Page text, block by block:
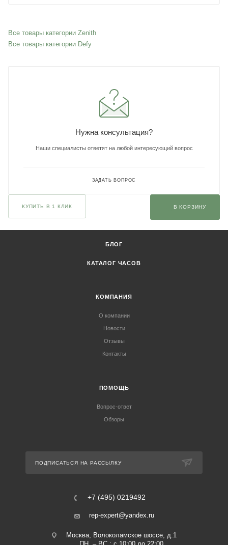
Все товары категории Zenith
Все товары категории Defy
Нужна консультация?
Наши специалисты ответят на любой интересующий вопрос
ЗАДАТЬ ВОПРОС
КУПИТЬ В 1 КЛИК В КОРЗИНУ
БЛОГ
КАТАЛОГ ЧАСОВ
КОМПАНИЯ
О компании
Новости
Отзывы
Контакты
ПОМОЩЬ
Вопрос-ответ
Обзоры
ПОДПИСАТЬСЯ НА РАССЫЛКУ
+7 (495) 0219492
rep-expert@yandex.ru
Москва, Волоколамское шоссе, д.1